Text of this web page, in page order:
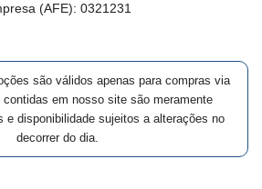
(AFE): 0321231
são válidos apenas para compras via
em nosso site são meramente
e disponibilidade sujeitos a alterações no
decorrer do dia.